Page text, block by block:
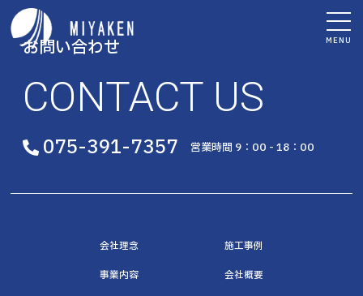
MENU
お問い合わせ
CONTACT US
075-391-7357 営業時間 9：00 - 18：00
会社理念 施工事例
事業内容 会社概要